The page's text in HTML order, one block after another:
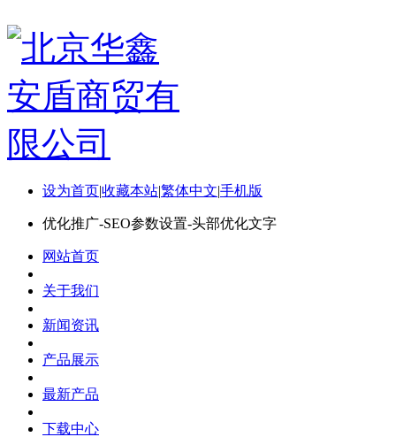
设为首页|收藏本站|繁体中文|手机版
优化推广-SEO参数设置-头部优化文字
网站首页
关于我们
新闻资讯
产品展示
最新产品
下载中心